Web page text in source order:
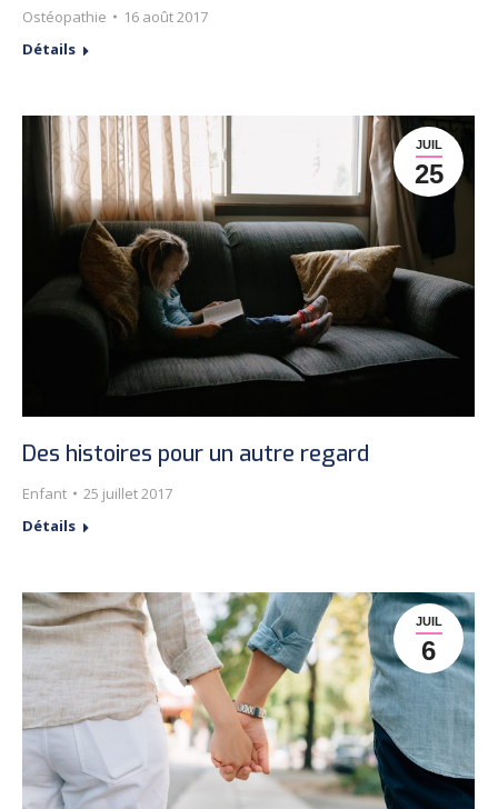
Ostéopathie
16 août 2017
Détails
JUIL
25
Des histoires pour un autre regard
Enfant
25 juillet 2017
Détails
JUIL
6